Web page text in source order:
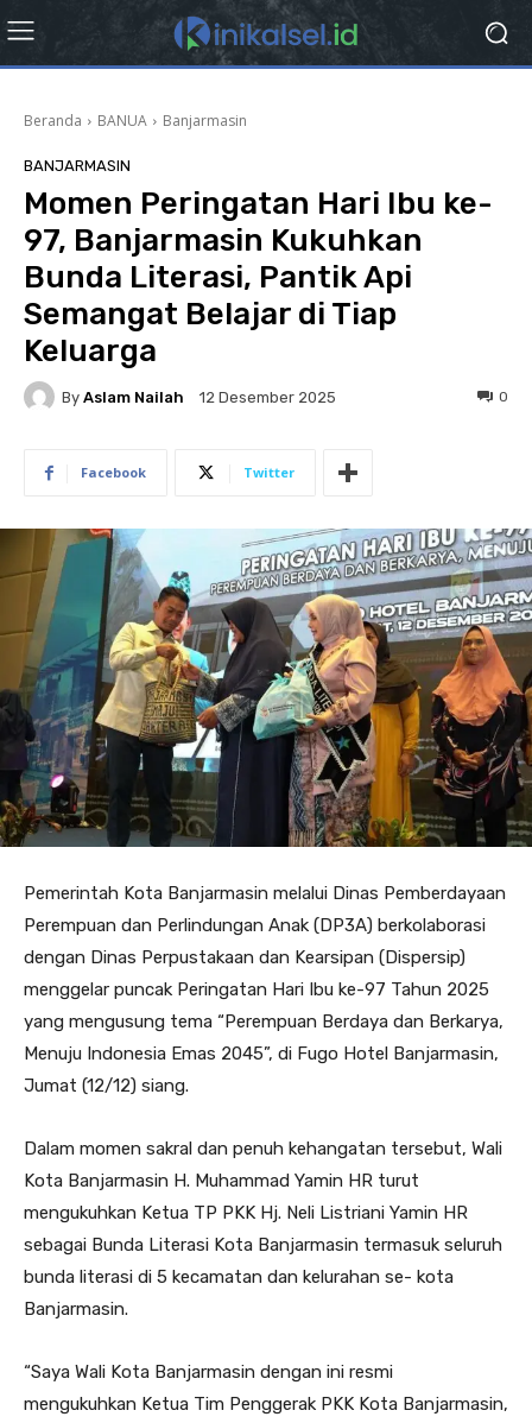
Beranda BANUA Banjarmasin
BANJARMASIN
Momen Peringatan Hari Ibu ke-
97, Banjarmasin Kukuhkan
Bunda Literasi, Pantik Api
Semangat Belajar di Tiap
Keluarga
By Aslam Nailah 12 Desember 2025 0
Facebook Twitter
Pemerintah Kota Banjarmasin melalui Dinas Pemberdayaan
Perempuan dan Perlindungan Anak (DP3A) berkolaborasi
dengan Dinas Perpustakaan dan Kearsipan (Dispersip)
menggelar puncak Peringatan Hari Ibu ke-97 Tahun 2025
yang mengusung tema “Perempuan Berdaya dan Berkarya,
Menuju Indonesia Emas 2045”, di Fugo Hotel Banjarmasin,
Jumat (12/12) siang.
Dalam momen sakral dan penuh kehangatan tersebut, Wali
Kota Banjarmasin H. Muhammad Yamin HR turut
mengukuhkan Ketua TP PKK Hj. Neli Listriani Yamin HR
sebagai Bunda Literasi Kota Banjarmasin termasuk seluruh
bunda literasi di 5 kecamatan dan kelurahan se- kota
Banjarmasin.
“Saya Wali Kota Banjarmasin dengan ini resmi
mengukuhkan Ketua Tim Penggerak PKK Kota Banjarmasin,